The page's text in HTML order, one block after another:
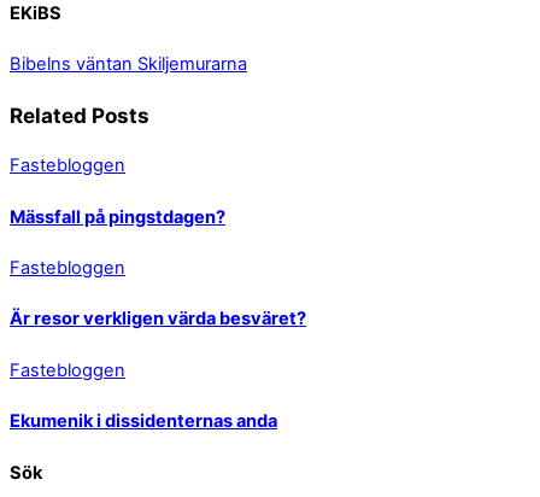
EKiBS
Bibelns väntan Skiljemurarna
Related Posts
Fastebloggen
Mässfall på pingstdagen?
Fastebloggen
Är resor verkligen värda besväret?
Fastebloggen
Ekumenik i dissidenternas anda
Sök